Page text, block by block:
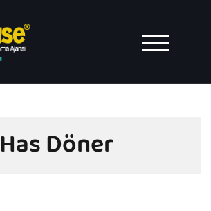
TOGGLE
Has Döner